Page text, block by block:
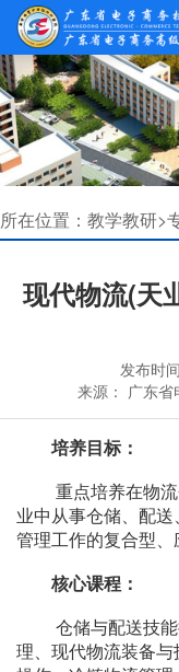
所在位置： 教学教研>
现代物流(天
发布时
来源： 广东省
培养目标：
重点培养在物
业中从事仓储、配
管理工作的复合型、
核心课程：
仓储与配送技
理、现代物流装备